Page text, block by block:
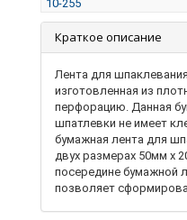
10-255
Краткое описание
Лента для
изготовленная из
перфорацию. Данная
шпатлевки не имеет
бумажная лента для
двух размерах 50мм х
посередине бумажной
позволяет